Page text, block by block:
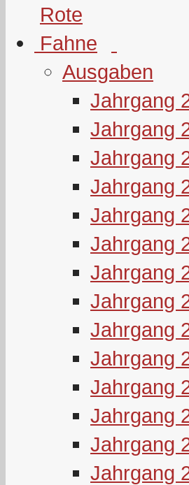
Ausgaben
Jahrgang
Jahrgang
Jahrgang
Jahrgang
Jahrgang
Jahrgang
Jahrgang
Jahrgang
Jahrgang
Jahrgang
Jahrgang
Jahrgang
Jahrgang
Jahrgang